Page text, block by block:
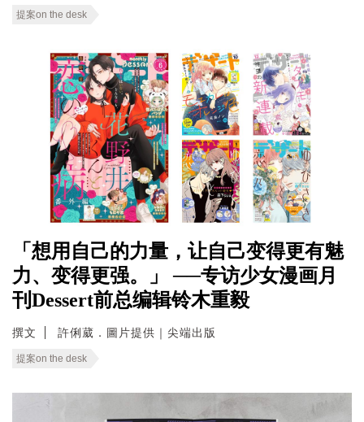
提案on the desk
「想用自己的力量，让自己变得更有魅
力、变得更强。」 ──专访少女漫画月
刊Dessert前总编辑铃木重毅
撰文 許俐葳．圖片提供｜尖端出版
提案on the desk